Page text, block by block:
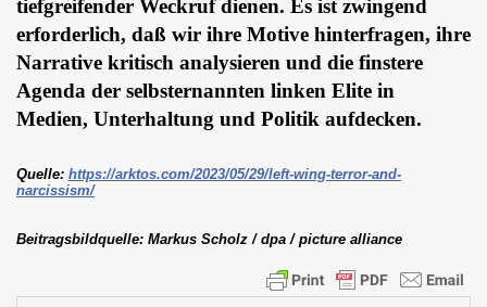
tiefgreifender Weckruf dienen. Es ist zwingend
erforderlich, daß wir ihre Motive hinterfragen, ihre
Narrative kritisch analysieren und die finstere
Agenda der selbsternannten linken Elite in
Medien, Unterhaltung und Politik aufdecken.
Quelle: https://arktos.com/2023/05/29/left-wing-terror-and-
narcissism/
Beitragsbildquelle: Markus Scholz / dpa / picture alliance